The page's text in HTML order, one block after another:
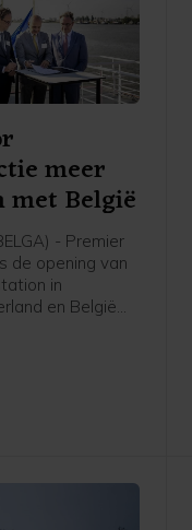
meer
met België
- Premier
de opening van
in
en België